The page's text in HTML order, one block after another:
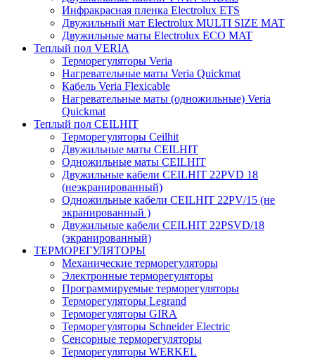
Инфракрасная пленка Electrolux ETS
Двужильный мат Electrolux MULTI SIZE MAT
Двужильные маты Electrolux ECO MAT
Теплый пол VERIA
Терморегуляторы Veria
Нагревательные маты Veria Quickmat
Кабель Veria Flexicable
Нагревательные маты (одножильные) Veria
Quickmat
Теплый пол CEILHIT
Терморегуляторы Ceilhit
Двужильные маты CEILHIT
Одножильные маты CEILHIT
Двужильные кабели CEILHIT 22PVD 18
(неэкранированный)
Одножильные кабели CEILHIT 22PV/15 (не
экранированный )
Двужильные кабели CEILHIT 22PSVD/18
(экранированный)
ТЕРМОРЕГУЛЯТОРЫ
Механические терморегуляторы
Электронные терморегуляторы
Программируемые терморегуляторы
Терморегуляторы Legrand
Терморегуляторы GIRA
Терморегуляторы Schneider Electric
Сенсорные терморегуляторы
Терморегуляторы WERKEL